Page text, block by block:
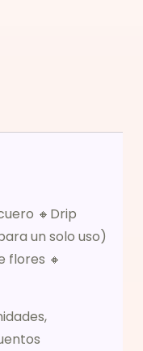
🔸Drip
un solo uso)
flores 🔸